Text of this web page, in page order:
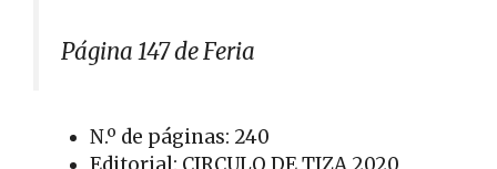
Página 147 de Feria
N.º de páginas: 240